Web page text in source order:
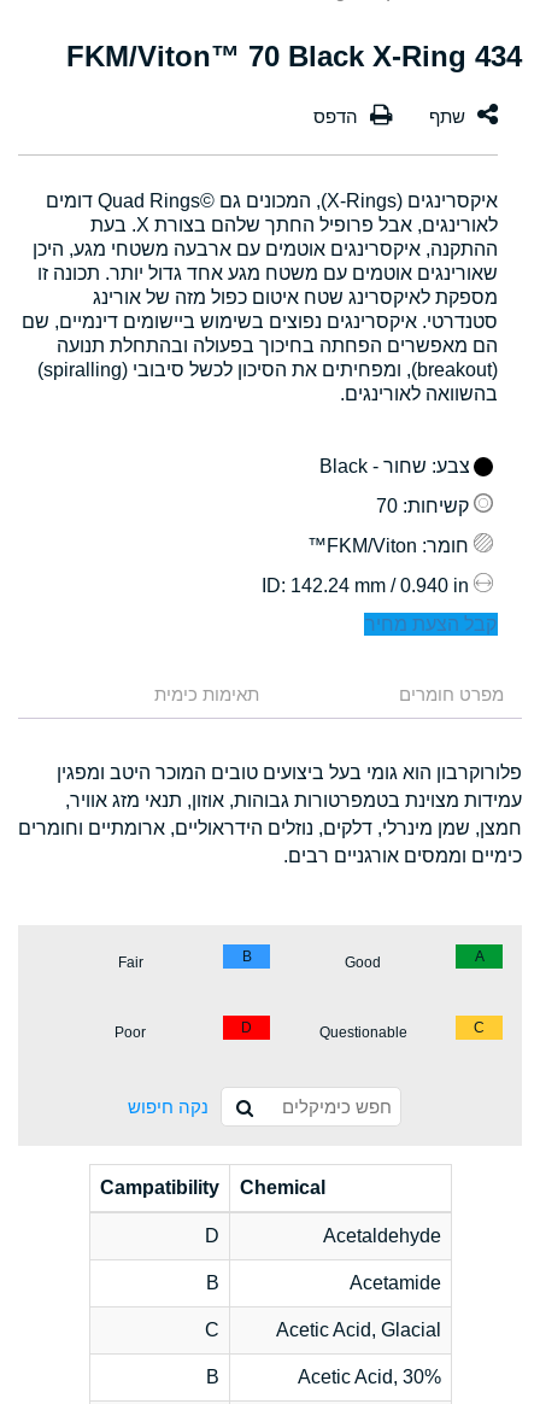
434 FKM/Viton™ 70 Black X-Ring
איקסרינגים (X-Rings), המכונים גם Quad Rings©‎ דומים
לאורינגים, אבל פרופיל החתך שלהם בצורת X. בעת
ההתקנה, איקסרינגים אוטמים עם ארבעה משטחי מגע, היכן
שאורינגים אוטמים עם משטח מגע אחד גדול יותר. תכונה זו
מספקת לאיקסרינג שטח איטום כפול מזה של אורינג
סטנדרטי. איקסרינגים נפוצים בשימוש ביישומים דינמיים, שם
הם מאפשרים הפחתה בחיכוך בפעולה ובהתחלת תנועה
(breakout), ומפחיתים את הסיכון לכשל סיבובי (spiralling)
בהשוואה לאורינגים.
צבע: שחור - Black
קשיחות: 70
חומר: FKM/Viton™
: 142.24 mm / 0.940 in
קבל הצעת מחיר
מפרט חומרים תאימות כימית
פלורוקרבון הוא גומי בעל ביצועים טובים המוכר היטב ומפגין
עמידות מצוינת בטמפרטורות גבוהות, אוזון, תנאי מזג אוויר,
חמצן, שמן מינרלי, דלקים, נוזלים הידראוליים, ארומתיים וחומרים
כימיים וממסים אורגניים רבים.
A
Good
B
Fair
C
Questionable
D
Poor
נקה חיפוש
Chemical
Campatibility
Acetaldehyde
D
Acetamide
B
Acetic Acid, Glacial
C
Acetic Acid, 30%
B